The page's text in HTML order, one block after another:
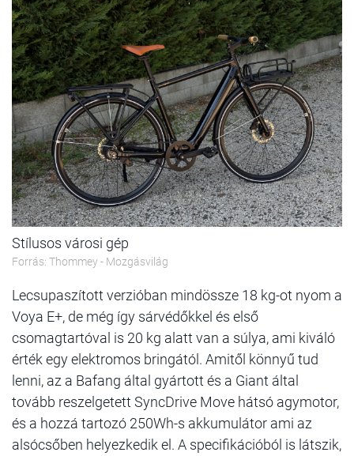
Stílusos városi gép
Forrás: Thommey - Mozgásvilág
Lecsupaszított verzióban mindössze 18 kg-ot nyom a
Voya E+, de még így sárvédőkkel és első
csomagtartóval is 20 kg alatt van a súlya, ami kiváló
érték egy elektromos bringától. Amitől könnyű tud
lenni, az a Bafang által gyártott és a Giant által
tovább reszelgetett SyncDrive Move hátsó agymotor,
és a hozzá tartozó 250Wh-s akkumulátor ami az
alsócsőben helyezkedik el. A specifikációból is látszik,